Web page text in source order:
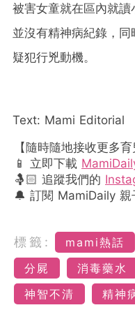
被害女童就在區內就
並沒有精神病紀錄，
疑犯行兇動機。
Text: Mami Editorial
【隨時隨地接收更多育
📱 立即下載
🤱🏻 追蹤我們的
🔔 訂閱 MamiDaily 親
標籤: mami熱話
分屍
消毒藥水
神智不清
精神